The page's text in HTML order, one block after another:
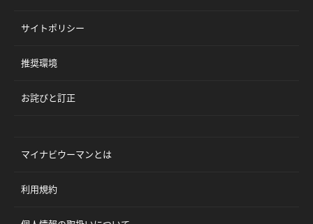
サイトポリシー
推奨環境
お詫びと訂正
マイナビウーマンとは
利用規約